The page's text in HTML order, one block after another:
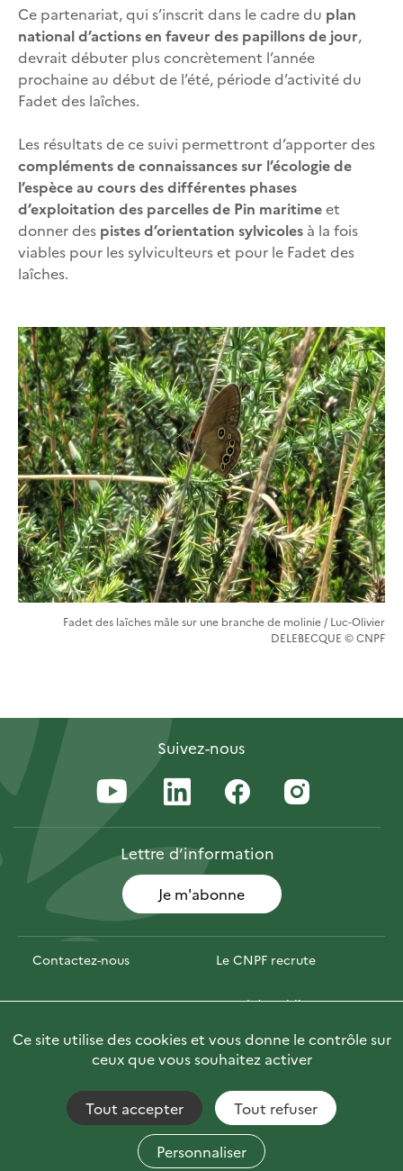
Ce partenariat, qui s’inscrit dans le cadre du plan
national d’actions en faveur des papillons de jour,
devrait débuter plus concrètement l’année
prochaine au début de l’été, période d’activité du
Fadet des laîches.
Les résultats de ce suivi permettront d’apporter des
compléments de connaissances sur l’écologie de
l’espèce au cours des différentes phases
d’exploitation des parcelles de Pin maritimeet
donner des pistes d’orientation sylvicoles à la fois
viables pour les sylviculteurs et pour le Fadet des
laîches.
Fadet des laîches mâle sur une branche de molinie / Luc-Olivier
DELEBECQUE © CNPF
Suivez-nous
Lettred’information
Je m'abonne
Contactez-nous Le CNPF recrute
Espace presse Marchés publics
PhotoFor Briefly in English
Accessibilité : non conforme
Fils RSS
Mentions Légales
Plan du site
Ce site utilise des cookies et vous donne le contrôle sur
ceux que vous souhaitez activer
Tout accepter Tout refuser
Personnaliser